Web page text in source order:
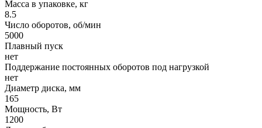
Масса в упаковке, кг
8.5
Число оборотов, об/мин
5000
Плавный пуск
нет
Поддержание постоянных оборотов под нагрузкой
нет
Диаметр диска, мм
165
Мощность, Вт
1200